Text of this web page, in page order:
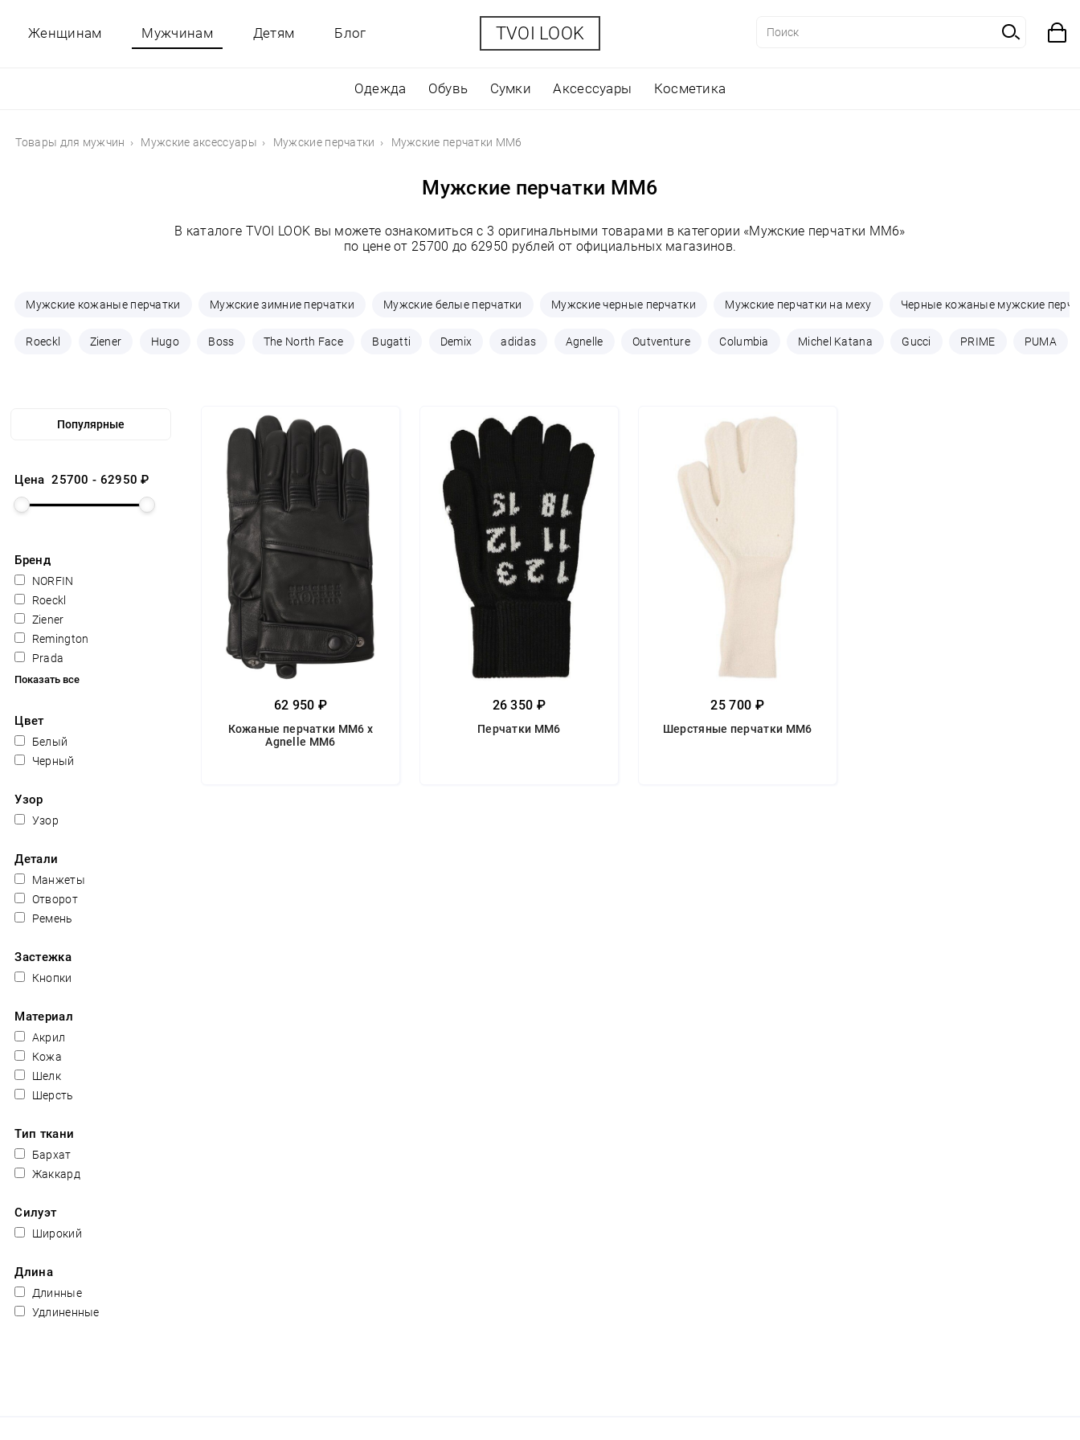
Женщинам Мужчинам
Одежда Обувь Сумки Аксессуары Косметика
Детям Блог TVOI LOOK
Товары для мужчин Мужские аксессуары Мужские перчатки Мужские перчатки MM6
Мужские перчатки MM6
В каталоге TVOI LOOK вы можете ознакомиться с 3 оригинальными товарами в категории «Мужские перчатки MM6»
по цене от 25700 до 62950 рублей от официальных магазинов.
Мужские кожаные перчатки Мужские зимние перчатки Мужские белые перчатки Мужские черные перчатки Мужские перчатки на меху Черные кожаные мужские
Roeckl Ziener Hugo Boss The North Face Bugatti Demix adidas Agnelle Outventure Columbia Michel Katana Gucci PRIME PUMA
Цена25700 - 62950 ₽
Бренд
NORFIN
Roeckl
Ziener
Remington
Prada
Показать все
Цвет
Белый
Черный
Узор
Узор
Детали
Манжеты
Отворот
Ремень
Застежка
Кнопки
Материал
Акрил
Кожа
Шелк
Шерсть
Тип ткани
Бархат
Жаккард
Силуэт
Широкий
Длина
Длинные
Удлиненные
62 950 ₽
Кожаные перчатки MM6 x
Agnelle MM6
26 350 ₽
Перчатки MM6
25 700 ₽
Шерстяные перчатки MM6